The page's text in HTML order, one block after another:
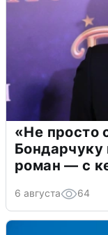
«Не просто
роман — с
6 августа 64